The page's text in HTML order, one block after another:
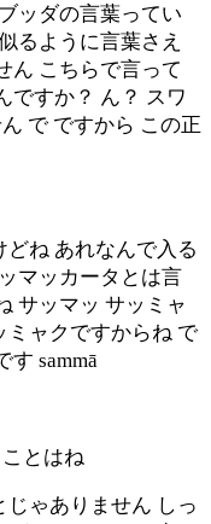
ッダの言葉ってい
るように言葉さえ
ん こちらで言って
ですか？ ん？ スワ
で ですから この正
ね あれなんで入る
マッカータとは言
サッマッ サッミャ
ミャクですからね で
す sammā
とはね
ゃありません しっ